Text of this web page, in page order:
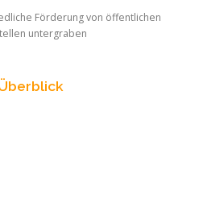
Förderung von öffentlichen
untergraben